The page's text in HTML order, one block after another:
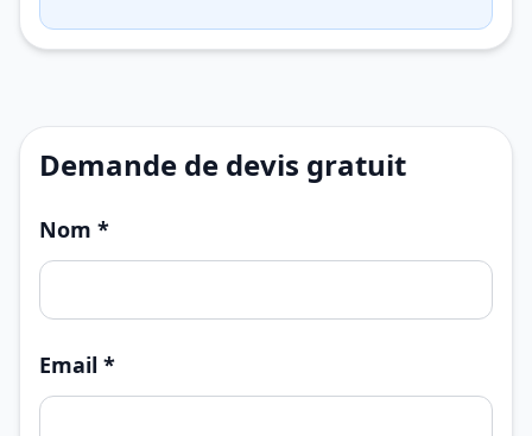
Demande de devis gratuit
Nom *
Email *